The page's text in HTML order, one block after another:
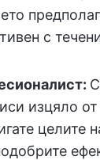
с
изцяло
целите